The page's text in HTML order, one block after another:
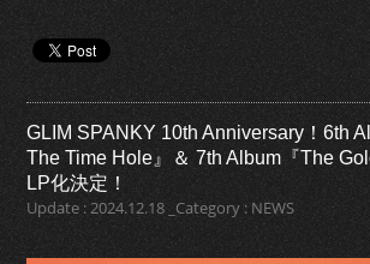
GLIM SPANKY 10th Anniversary！6th
The Time Hole』＆ 7th Album『The
LP化決定！
Update : 2024.12.18 _Category : NEWS